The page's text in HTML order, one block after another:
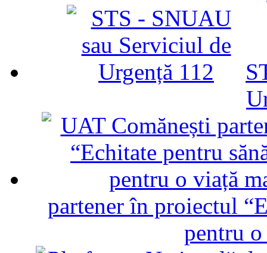
partener în proiectul
pentru